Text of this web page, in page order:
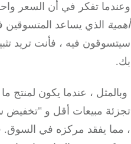
تفكر في أن السعر واحد
الذي يساعد المتسوقين في
فيه ، فأنت تريد تثبيت
، عندما يكون لمنتج ما
مبيعات أقل و "تخفيض سعر"
يفقد مركزه في السوق. في